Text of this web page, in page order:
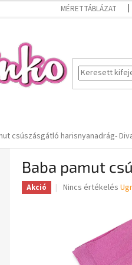
MÉRETTÁBLÁZAT
csúszásgátló harisnyanadrág-
Baba pamut
Akció
A
0,0
Nincs értékelés